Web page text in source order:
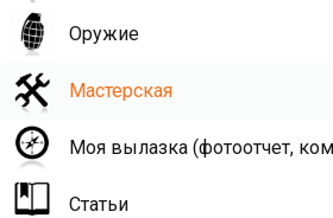
Оружие
Мастерская
Моя вылазка (фотоотчет,
Статьи